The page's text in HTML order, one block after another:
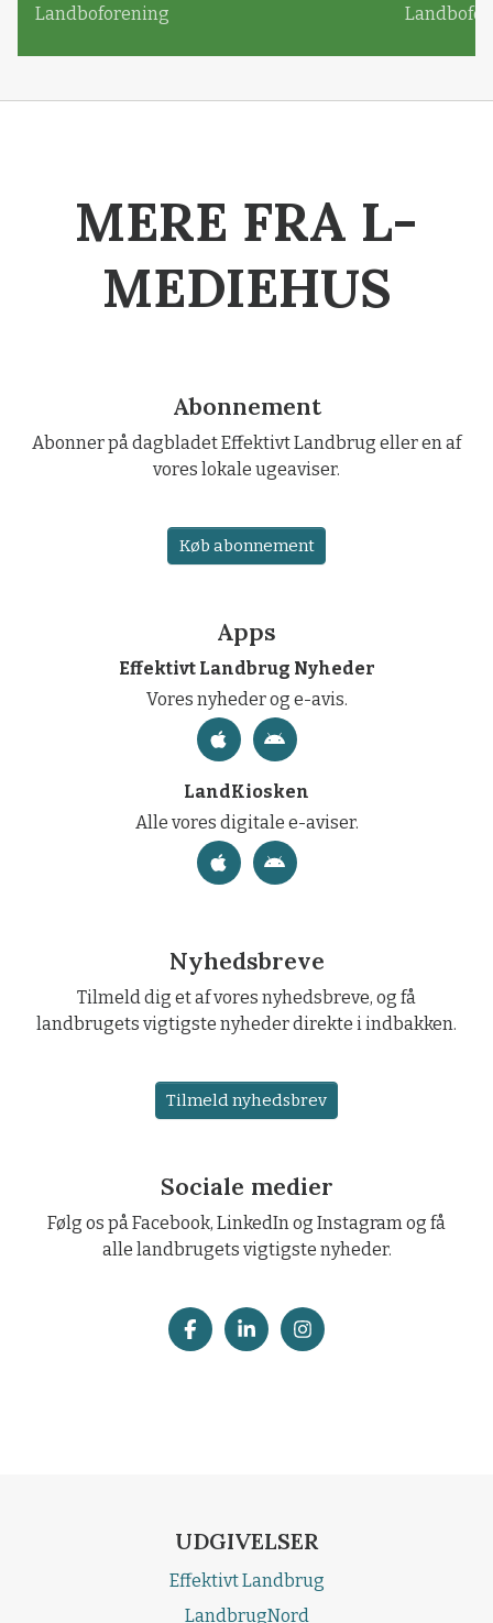
Landboforening
MERE FRA L-
MEDIEHUS
Abonnement
Abonner på dagbladet Effektivt Landbrug eller en af
vores lokale ugeaviser.
Køb abonnement
Apps
Effektivt Landbrug Nyheder
Vores nyheder og e-avis.
LandKiosken
Alle vores digitale e-aviser.
Nyhedsbreve
Tilmeld dig et af vores nyhedsbreve, og få
landbrugets vigtigste nyheder direkte i indbakken.
Tilmeld nyhedsbrev
Sociale medier
Følg os på Facebook, LinkedIn og Instagram og få
alle landbrugets vigtigste nyheder.
UDGIVELSER
Effektivt Landbrug
LandbrugNord